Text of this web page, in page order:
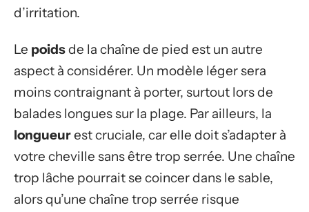
d’irritation.
Le poidsde la chaîne de pied est un autre
aspect à considérer. Un modèle léger sera
moins contraignant à porter, surtout lors de
balades longues sur la plage. Par ailleurs, la
longueurest cruciale, car elle doit s’adapter à
votre cheville sans être trop serrée. Une chaîne
trop lâche pourrait se coincer dans le sable,
alors qu’une chaîne trop serrée risque